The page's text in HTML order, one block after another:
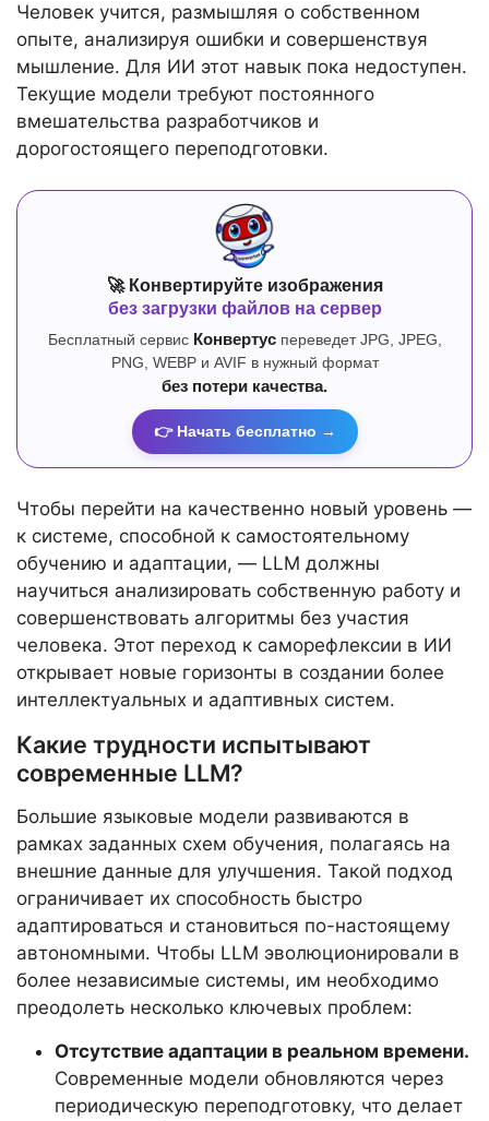
Человек учится, размышляя о собственном
опыте, анализируя ошибки и совершенствуя
мышление. Для ИИ этот навык пока недоступен.
Текущие модели требуют постоянного
вмешательства разработчиков и
дорогостоящего переподготовки.
🚀 Конвертируйте изображения
без загрузки файлов на сервер
Бесплатный сервис Конвертуспереведет JPG, JPEG,
PNG, WEBP и AVIF в нужный формат
без потери качества.
👉 Начать бесплатно →
Чтобы перейти на качественно новый уровень —
к системе, способной к самостоятельному
обучению и адаптации, — LLM должны
научиться анализировать собственную работу и
совершенствовать алгоритмы без участия
человека. Этот переход к саморефлексии в ИИ
открывает новые горизонты в создании более
интеллектуальных и адаптивных систем.
Какие трудности испытывают
современные LLM?
Большие языковые модели развиваются в
рамках заданных схем обучения, полагаясь на
внешние данные для улучшения. Такой подход
ограничивает их способность быстро
адаптироваться и становиться по-настоящему
автономными. Чтобы LLM эволюционировали в
более независимые системы, им необходимо
преодолеть несколько ключевых проблем:
Отсутствие адаптации в реальном времени.
Современные модели обновляются через
периодическую переподготовку, что делает